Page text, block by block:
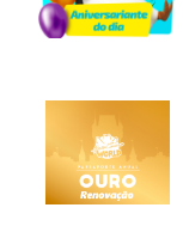
INFO